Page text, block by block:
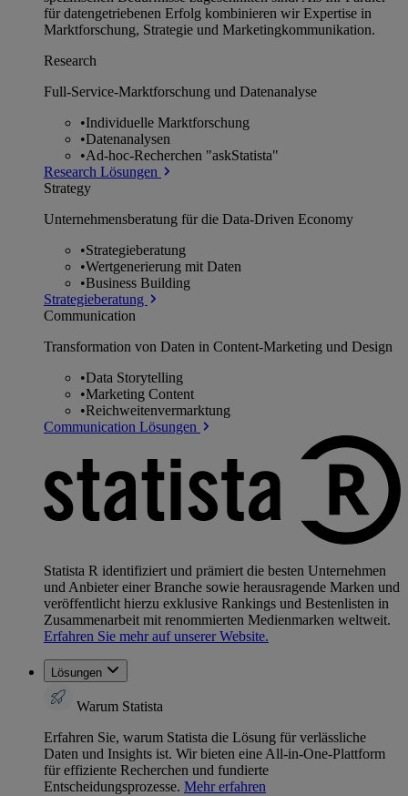
für datengetriebenen Erfolg kombinieren wir Expertise in
Marktforschung, Strategie und Marketingkommunikation.
Research
Full-Service-Marktforschung und Datenanalyse
•Individuelle Marktforschung
•Datenanalysen
•Ad-hoc-Recherchen "askStatista"
Research Lösungen
Strategy
Unternehmens­beratung für die Data-Driven Economy
•Strategieberatung
•Wertgenerierung mit Daten
•Business Building
Strategieberatung
Communication
Transformation von Daten in Content-Marketing und Design
•Data Storytelling
•Marketing Content
•Reichweitenvermarktung
Communication Lösungen
Statista R identifiziert und prämiert die besten Unternehmen
und Anbieter einer Branche sowie herausragende Marken und
veröffentlicht hierzu exklusive Rankings und Bestenlisten in
Zusammenarbeit mit renommierten Medienmarken weltweit.
Erfahren Sie mehr auf unserer Website.
Lösungen
Warum Statista
Erfahren Sie, warum Statista die Lösung für verlässliche
Daten und Insights ist. Wir bieten eine All-in-One-Plattform
für effiziente Recherchen und fundierte
Entscheidungsprozesse. Mehr erfahren